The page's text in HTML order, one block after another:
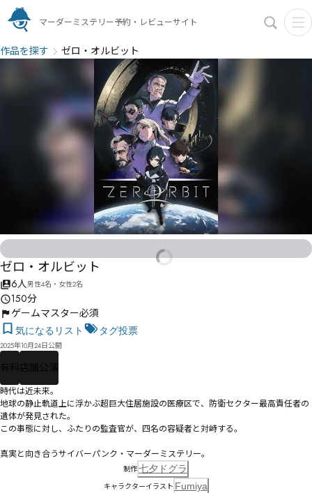
マーダーミステリー予約・レビューサイト
作品を探す ゼロ・オルビット
ゼロ・オルビット
6人男性4名・女性2名
150分
ゲームマスター必須
気になるリスト タグ投票
2025年10月24日公開
有料 店舗公演
時代は近未来。
地球の静止軌道上に浮かぶ超巨大住居施設の医療区で、防衛セクター最高責任者の
遺体が発見された。
この事態に対し、ふたりの監査官が、四名の容疑者と対峙する。
真実と向き合うサイバーパンク・マーダーミステリー。
制作七夕ドグラ
キャラクターイラスト Fumiya